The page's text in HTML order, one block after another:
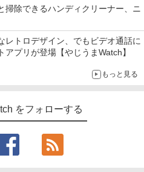
掃除できるハンディクリーナー、ニ
レトロデザイン、でもビデオ通話に
プリが登場【やじうまWatch】
もっと見る
をフォローする